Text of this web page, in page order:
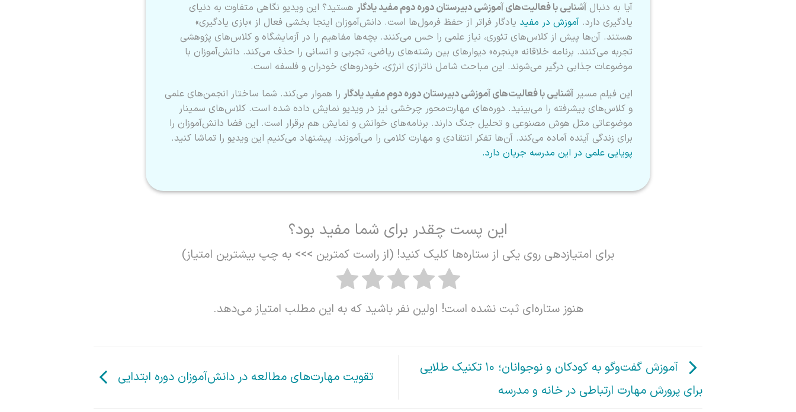
آیا به دنبالآشنایی با فعالیت‌های آموزشی دبیرستان دوره دوم مفید یادگار هستید؟ این ویدیو نگاهی متفاوت به دنیای
یادگیری دارد.آموزش در مفید یادگار فراتر از حفظ فرمول‌ها است. دانش‌آموزان اینجا بخشی فعال از «بازی یادگیری»
هستند. آن‌ها پیش از کلاس‌های تئوری، نیاز علمی را حس می‌کنند. بچه‌ها مفاهیم را در آزمایشگاه و کلاس‌های پژوهشی
تجربه می‌کنند. برنامه خلاقانه «پنجره» دیوارهای بین رشته‌های ریاضی، تجربی و انسانی را حذف می‌کند. دانش‌آموزان با
موضوعات جذابی درگیر می‌شوند. این مباحث شامل ناترازی انرژی، خودروهای خودران و فلسفه است.
این فیلم مسیرآشنایی با فعالیت‌های آموزشی دبیرستان دوره دوم مفید یادگار را هموار می‌کند. شما ساختار انجمن‌های علمی
و کلاس‌های پیشرفته را می‌بینید. دوره‌های مهارت‌محور چرخشی نیز در ویدیو نمایش داده شده است. کلاس‌های سمینار
موضوعاتی مثل هوش مصنوعی و تحلیل جنگ دارند. برنامه‌های خوانش و نمایش هم برقرار است. این فضا دانش‌آموزان را
برای زندگی آینده آماده می‌کند. آن‌ها تفکر انتقادی و مهارت کلامی را می‌آموزند. پیشنهاد می‌کنیم این ویدیو را تماشا کنید.
پویایی علمی در این مدرسه جریان دارد.
این پست چقدر برای شما مفید بود؟
برای امتیازدهی روی یکی از ستاره‌ها کلیک کنید! (از راست کمترین >>> به چپ بیشترین امتیاز)
هنوز ستاره‌ای ثبت نشده است! اولین نفر باشید که به این مطلب امتیاز می‌دهد.
آموزش گفت‌وگو به کودکان و نوجوانان؛ ۱۰ تکنیک طلایی
برای پرورش مهارت ارتباطی در خانه و مدرسه
تقویت مهارت‌های مطالعه در دانش‌آموزان دوره ابتدایی